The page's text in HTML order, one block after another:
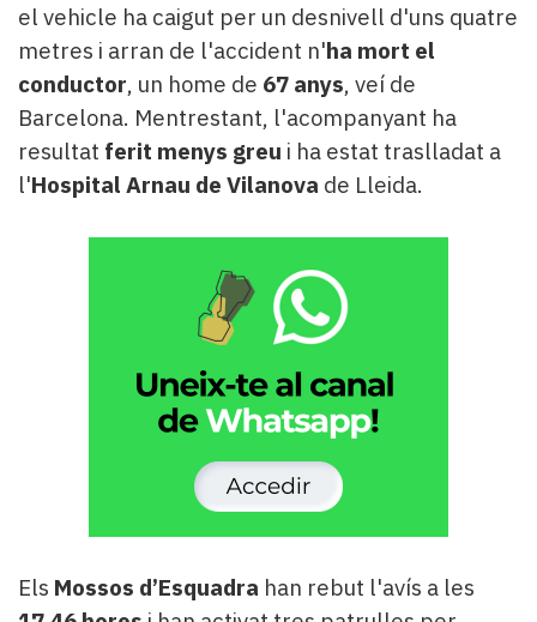
el vehicle ha caigut per un desnivell d'uns quatre
metres i arran de l'accident n'ha mort el
conductor, un home de 67 anys, veí de
Barcelona. Mentrestant, l'acompanyant ha
resultat ferit menys greu i ha estat traslladat a
l'Hospital Arnau de Vilanova de Lleida.
Els Mossos d’Esquadra han rebut l'avís a les